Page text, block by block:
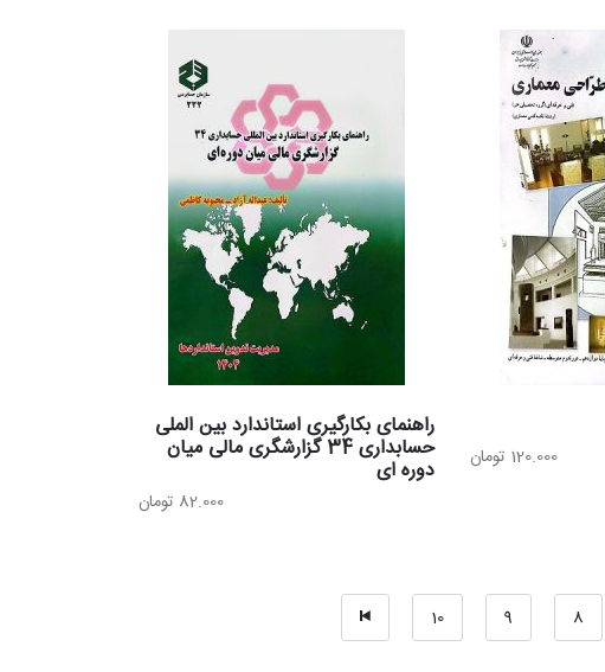
120.000 تومان
راهنمای بکارگیری استاندارد بین الملی
حسابداری 34 گزارشگری مالی میان
دوره ای
82.000 تومان
8
9
10